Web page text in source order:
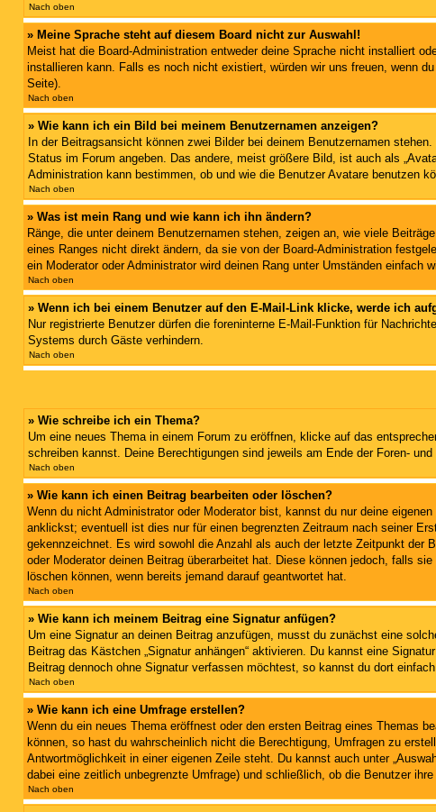
Nach oben
» Meine Sprache steht auf diesem Board nicht zur Auswahl!
Meist hat die Board-Administration entweder deine Sprache nicht installiert
installieren kann. Falls es noch nicht existiert, würden wir uns freuen, wenn
Seite).
Nach oben
» Wie kann ich ein Bild bei meinem Benutzernamen anzeigen?
In der Beitragsansicht können zwei Bilder bei deinem Benutzernamen
Status im Forum angeben. Das andere, meist größere Bild, ist auch als
Administration kann bestimmen, ob und wie die Benutzer Avatare benutzen
Nach oben
» Was ist mein Rang und wie kann ich ihn ändern?
Ränge, die unter deinem Benutzernamen stehen, zeigen an, wie viele
eines Ranges nicht direkt ändern, da sie von der Board-Administration
ein Moderator oder Administrator wird deinen Rang unter Umständen einfach
Nach oben
» Wenn ich bei einem Benutzer auf den E-Mail-Link klicke, werde ich
Nur registrierte Benutzer dürfen die foreninterne E-Mail-Funktion für
Systems durch Gäste verhindern.
Nach oben
» Wie schreibe ich ein Thema?
Um eine neues Thema in einem Forum zu eröffnen, klicke auf das
schreiben kannst. Deine Berechtigungen sind jeweils am Ende der Foren-
Nach oben
» Wie kann ich einen Beitrag bearbeiten oder löschen?
Wenn du nicht Administrator oder Moderator bist, kannst du nur deine
anklickst; eventuell ist dies nur für einen begrenzten Zeitraum nach seiner
gekennzeichnet. Es wird sowohl die Anzahl als auch der letzte Zeitpunkt der
oder Moderator deinen Beitrag überarbeitet hat. Diese können jedoch, falls
löschen können, wenn bereits jemand darauf geantwortet hat.
Nach oben
» Wie kann ich meinem Beitrag eine Signatur anfügen?
Um eine Signatur an deinen Beitrag anzufügen, musst du zunächst eine
Beitrag das Kästchen „Signatur anhängen“ aktivieren. Du kannst eine
Beitrag dennoch ohne Signatur verfassen möchtest, so kannst du dort
Nach oben
» Wie kann ich eine Umfrage erstellen?
Wenn du ein neues Thema eröffnest oder den ersten Beitrag eines Themas
können, so hast du wahrscheinlich nicht die Berechtigung, Umfragen zu
Antwortmöglichkeit in einer eigenen Zeile steht. Du kannst auch unter
dabei eine zeitlich unbegrenzte Umfrage) und schließlich, ob die Benutzer
Nach oben